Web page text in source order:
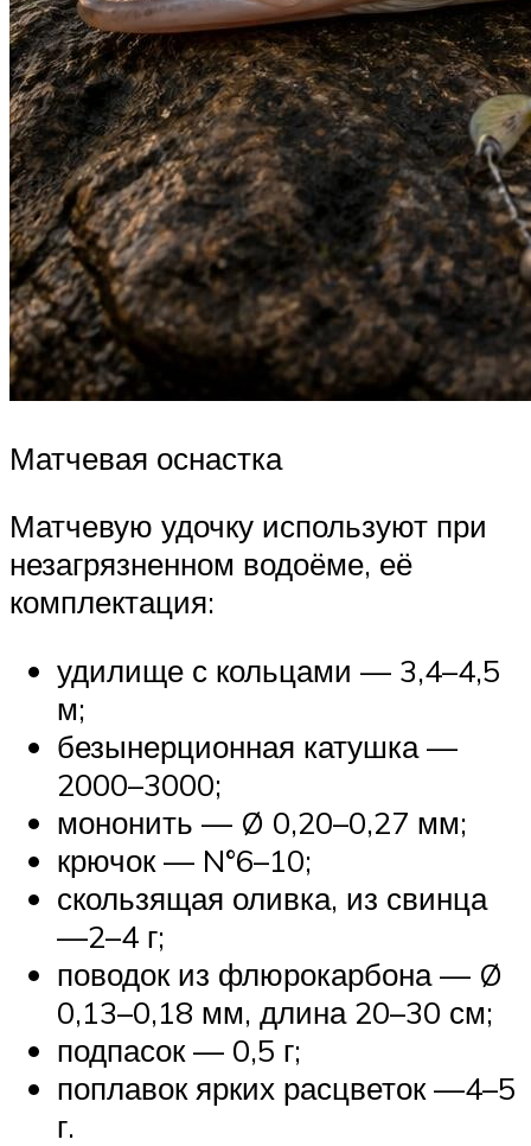
Матчевая оснастка
Матчевую удочку используют при
незагрязненном водоёме, её
комплектация:
удилище с кольцами — 3,4–4,5
м;
безынерционная катушка —
2000–3000;
мононить — Ø 0,20–0,27 мм;
крючок — N°6–10;
скользящая оливка, из свинца
—2–4 г;
поводок из флюрокарбона — Ø
0,13–0,18 мм, длина 20–30 см;
подпасок — 0,5 г;
поплавок ярких расцветок —4–5
г.